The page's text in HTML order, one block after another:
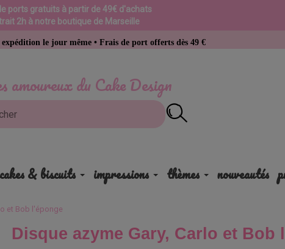
ports gratuits à partir de 49€ d'achats
2h à notre boutique de Marseille
amoureux du Cake Design
le jour même • Frais de port offerts dès 49 € d’achat
& biscuits impressions thèmes nouveautés
et Bob l'éponge
Disque azyme Gary, Carlo et Bob